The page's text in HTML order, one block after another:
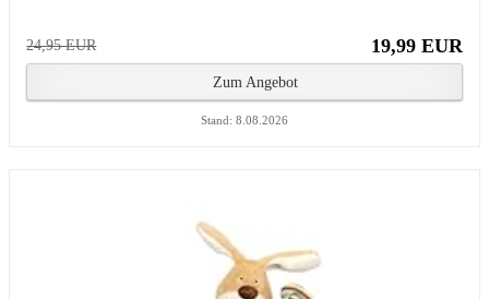
24,95 EUR 19,99 EUR
Zum Angebot
Stand: 8.08.2026